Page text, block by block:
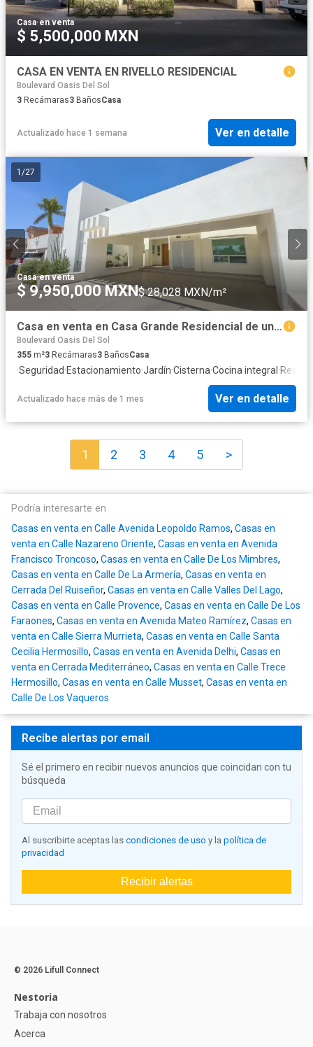
Casa·en venta
$ 5,500,000 MXN
CASA EN VENTA EN RIVELLO RESIDENCIAL
Boulevard Oasis Del Sol
3 Recámaras3 BañosCasa
Actualizado hace 1 semana Ver en detalle
1 /27
Casa·en venta
$ 9,950,000 MXN$ 28,028 MXN/m²
Casa en venta en Casa Grande Residencial de una planta en Hermosillo, Sonora
Boulevard Oasis Del Sol
355 m²3 Recámaras3 BañosCasa
·Seguridad·Estacionamiento·Jardín·Cisterna·Cocina integral ·
Actualizado hace más de 1 mes Ver en detalle
1 2 3 4 5 >
Podría interesarte en
Casas en venta en Calle Avenida Leopoldo Ramos, Casas en
venta en Calle Nazareno Oriente, Casas en venta en Avenida
Francisco Troncoso, Casas en venta en Calle De Los Mimbres,
Casas en venta en Calle De La Armería, Casas en venta en
Cerrada Del Ruiseñor, Casas en venta en Calle Valles Del Lago,
Casas en venta en Calle Provence, Casas en venta en Calle De Los
Faraones, Casas en venta en Avenida Mateo Ramírez, Casas en
venta en Calle Sierra Murrieta, Casas en venta en Calle Santa
Cecilia Hermosillo, Casas en venta en Avenida Delhi, Casas en
venta en Cerrada Mediterráneo, Casas en venta en Calle Trece
Hermosillo, Casas en venta en Calle Musset, Casas en venta en
Calle De Los Vaqueros
Recibe alertas por email
Sé el primero en recibir nuevos anuncios que coincidan con tu
búsqueda
Al suscribirte aceptas las condiciones de uso y la política de
privacidad
Recibir alertas
© 2026 Lifull Connect
Nestoria
Trabaja con nosotros
Acerca